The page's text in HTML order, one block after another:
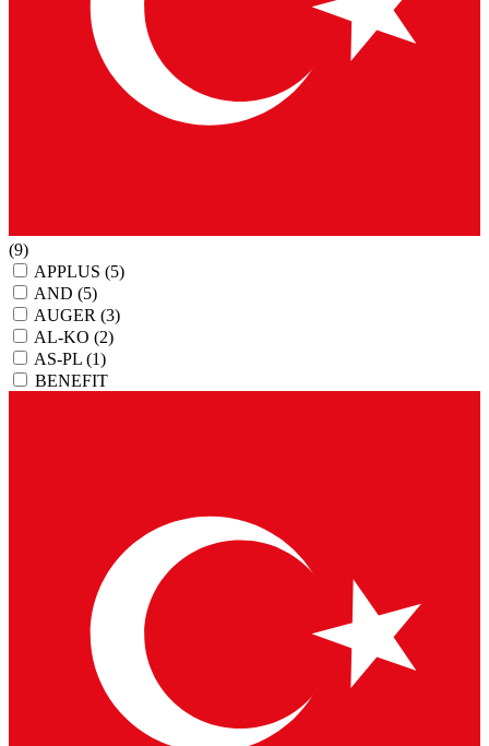
(9)
APPLUS (5)
AND (5)
AUGER (3)
AL-KO (2)
AS-PL (1)
BENEFIT